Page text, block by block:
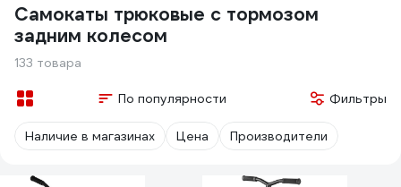
Самокаты трюковые с тормозом
задним колесом
133 товара
По популярности Фильтры
Наличие в магазинах Цена Производители